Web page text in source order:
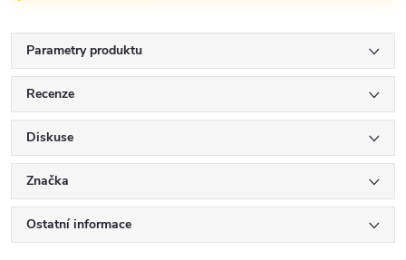
Parametry produktu
Recenze
Diskuse
Značka
Ostatní informace